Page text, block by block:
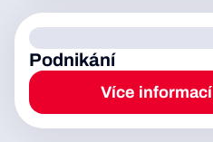
Podnikání
Více informací